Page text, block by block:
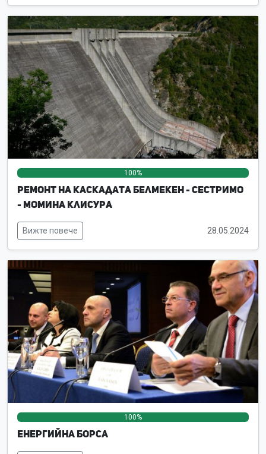
100%
Ремонт на каскадата Белмекен - Сестримо
- Момина клисура
Вижте повече 28.05.2024
100%
Енергийна борса